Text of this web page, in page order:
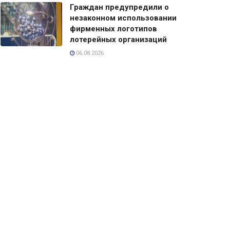
Граждан предупредили о
незаконном использовании
фирменных логотипов
лотерейных организаций
06.08.2026